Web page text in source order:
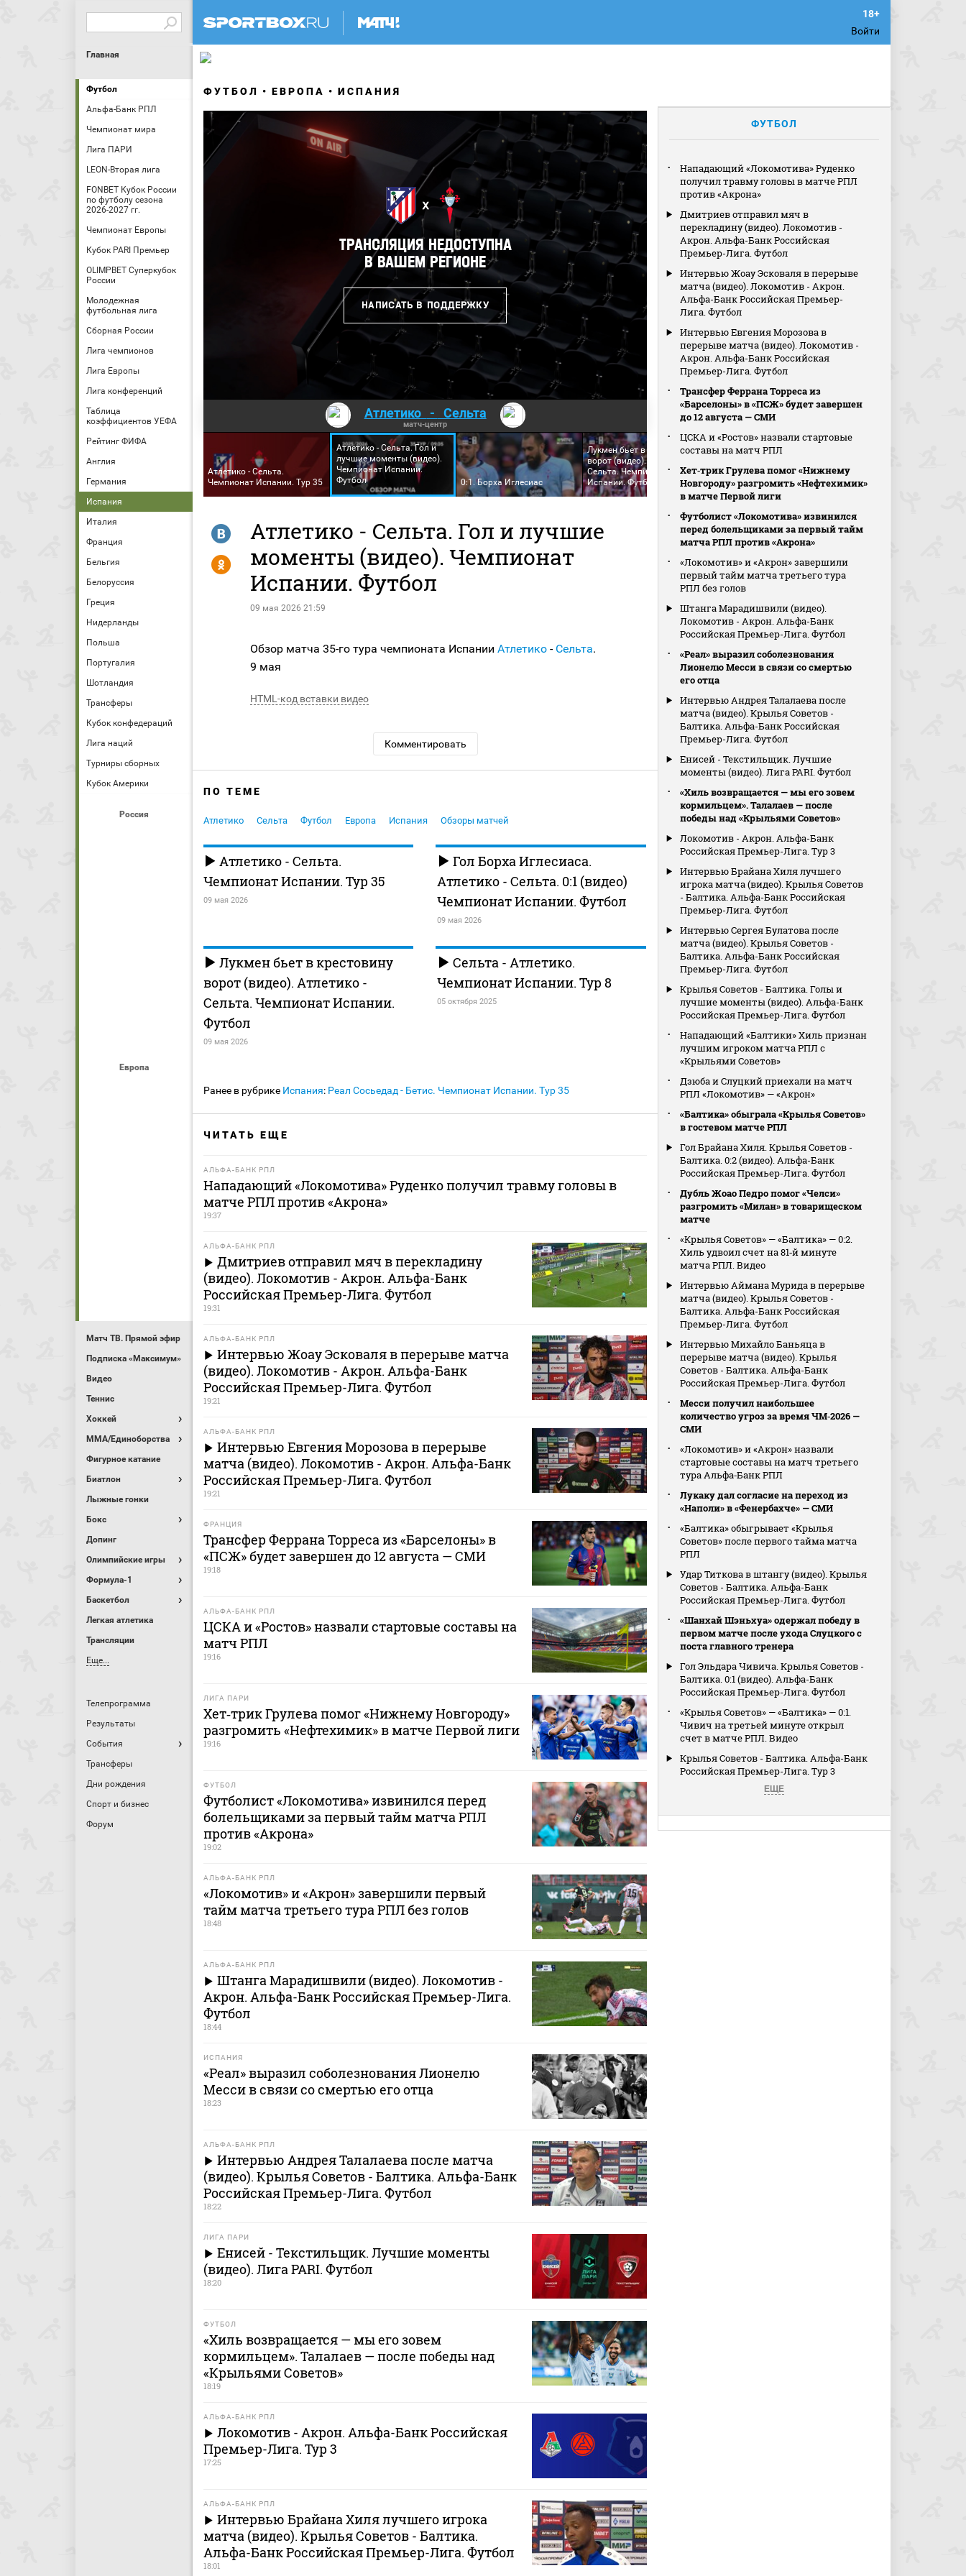
Войти
Главная
Футбол
Альфа-Банк РПЛ
Чемпионат мира
Лига ПАРИ
LEON-Вторая лига
FONBET Кубок России
по футболу сезона
2026-2027 гг.
Чемпионат Европы
Кубок PARI Премьер
OLIMPBET Суперкубок
России
Молодежная
футбольная лига
Сборная России
Лига чемпионов
Лига Европы
Лига конференций
Таблица
коэффициентов УЕФА
Рейтинг ФИФА
Англия
Германия
Испания
Италия
Франция
Бельгия
Белоруссия
Греция
Нидерланды
Польша
Португалия
Шотландия
Трансферы
Кубок конфедераций
Лига наций
Турниры сборных
Кубок Америки
Россия
Европа
Матч ТВ. Прямой эфир
Подписка «Максимум»
Видео
Теннис
Хоккей
MMA/Единоборства
Фигурное катание
Биатлон
Лыжные гонки
Бокс
Допинг
Олимпийские игры
Формула-1
Баскетбол
Легкая атлетика
Трансляции
Еще...
Телепрограмма
Результаты
События
Трансферы
Дни рождения
Спорт и бизнес
Форум
ФУТБОЛ ЕВРОПА ИСПАНИЯ
Атлетико - Сельта
матч-центр
Атлетико - Сельта.
Чемпионат Испании. Тур 35
Атлетико - Сельта. Гол и
лучшие моменты (видео).
Чемпионат Испании.
Футбол
0:1. Борха Иглесиас
Лукмен бьет в крестовину
ворот (видео). Атлетико -
Сельта. Чемпионат
Испании. Футбол
Атлетико - Сельта. Гол и лучшие
моменты (видео). Чемпионат
Испании. Футбол
09 мая 2026 21:59
R
Y
Обзор матча 35-го тура чемпионата Испании Атлетико - Сельта.
9 мая
HTML-код вставки видео
Комментировать
ПО ТЕМЕ
Атлетико Сельта Футбол Европа Испания Обзоры матчей
Атлетико - Сельта.
Чемпионат Испании. Тур 35
09 мая 2026
Гол Борха Иглесиаса.
Атлетико - Сельта. 0:1 (видео)
Чемпионат Испании. Футбол
09 мая 2026
Лукмен бьет в крестовину
ворот (видео). Атлетико -
Сельта. Чемпионат Испании.
Футбол
09 мая 2026
Сельта - Атлетико.
Чемпионат Испании. Тур 8
05 октября 2025
Ранее в рубрике Испания: Реал Сосьедад - Бетис. Чемпионат Испании. Тур 35
ЧИТАТЬ ЕЩЕ
АЛЬФА-БАНК РПЛ
Нападающий «Локомотива» Руденко получил травму головы в
матче РПЛ против «Акрона»
19:37
АЛЬФА-БАНК РПЛ
Дмитриев отправил мяч в перекладину
(видео). Локомотив - Акрон. Альфа-Банк
Российская Премьер-Лига. Футбол
19:31
АЛЬФА-БАНК РПЛ
Интервью Жоау Эсковаля в перерыве матча
(видео). Локомотив - Акрон. Альфа-Банк
Российская Премьер-Лига. Футбол
19:21
АЛЬФА-БАНК РПЛ
Интервью Евгения Морозова в перерыве
матча (видео). Локомотив - Акрон. Альфа-Банк
Российская Премьер-Лига. Футбол
19:21
ФРАНЦИЯ
Трансфер Феррана Торреса из «Барселоны» в
«ПСЖ» будет завершен до 12 августа — СМИ
19:18
АЛЬФА-БАНК РПЛ
ЦСКА и «Ростов» назвали стартовые составы на
матч РПЛ
19:16
ЛИГА ПАРИ
Хет‑трик Грулева помог «Нижнему Новгороду»
разгромить «Нефтехимик» в матче Первой лиги
19:16
ФУТБОЛ
Футболист «Локомотива» извинился перед
болельщиками за первый тайм матча РПЛ
против «Акрона»
19:02
АЛЬФА-БАНК РПЛ
«Локомотив» и «Акрон» завершили первый
тайм матча третьего тура РПЛ без голов
18:48
АЛЬФА-БАНК РПЛ
Штанга Марадишвили (видео). Локомотив -
Акрон. Альфа-Банк Российская Премьер-Лига.
Футбол
18:44
ИСПАНИЯ
«Реал» выразил соболезнования Лионелю
Месси в связи со смертью его отца
18:23
АЛЬФА-БАНК РПЛ
Интервью Андрея Талалаева после матча
(видео). Крылья Советов - Балтика. Альфа-Банк
Российская Премьер-Лига. Футбол
18:22
ЛИГА ПАРИ
Енисей - Текстильщик. Лучшие моменты
(видео). Лига PARI. Футбол
18:20
ФУТБОЛ
«Хиль возвращается — мы его зовем
кормильцем». Талалаев — после победы над
«Крыльями Советов»
18:19
АЛЬФА-БАНК РПЛ
Локомотив - Акрон. Альфа-Банк Российская
Премьер-Лига. Тур 3
17:25
АЛЬФА-БАНК РПЛ
Интервью Брайана Хиля лучшего игрока
матча (видео). Крылья Советов - Балтика.
Альфа-Банк Российская Премьер-Лига. Футбол
18:01
ФУТБОЛ
Нападающий «Локомотива» Руденко
получил травму головы в матче РПЛ
против «Акрона»
Дмитриев отправил мяч в
перекладину (видео). Локомотив -
Акрон. Альфа-Банк Российская
Премьер-Лига. Футбол
Интервью Жоау Эсковаля в перерыве
матча (видео). Локомотив - Акрон.
Альфа-Банк Российская Премьер-
Лига. Футбол
Интервью Евгения Морозова в
перерыве матча (видео). Локомотив -
Акрон. Альфа-Банк Российская
Премьер-Лига. Футбол
Трансфер Феррана Торреса из
«Барселоны» в «ПСЖ» будет завершен
до 12 августа — СМИ
ЦСКА и «Ростов» назвали стартовые
составы на матч РПЛ
Хет‑трик Грулева помог «Нижнему
Новгороду» разгромить «Нефтехимик»
в матче Первой лиги
Футболист «Локомотива» извинился
перед болельщиками за первый тайм
матча РПЛ против «Акрона»
«Локомотив» и «Акрон» завершили
первый тайм матча третьего тура
РПЛ без голов
Штанга Марадишвили (видео).
Локомотив - Акрон. Альфа-Банк
Российская Премьер-Лига. Футбол
«Реал» выразил соболезнования
Лионелю Месси в связи со смертью
его отца
Интервью Андрея Талалаева после
матча (видео). Крылья Советов -
Балтика. Альфа-Банк Российская
Премьер-Лига. Футбол
Енисей - Текстильщик. Лучшие
моменты (видео). Лига PARI. Футбол
«Хиль возвращается — мы его зовем
кормильцем». Талалаев — после
победы над «Крыльями Советов»
Локомотив - Акрон. Альфа-Банк
Российская Премьер-Лига. Тур 3
Интервью Брайана Хиля лучшего
игрока матча (видео). Крылья Советов
- Балтика. Альфа-Банк Российская
Премьер-Лига. Футбол
Интервью Сергея Булатова после
матча (видео). Крылья Советов -
Балтика. Альфа-Банк Российская
Премьер-Лига. Футбол
Крылья Советов - Балтика. Голы и
лучшие моменты (видео). Альфа-Банк
Российская Премьер-Лига. Футбол
Нападающий «Балтики» Хиль признан
лучшим игроком матча РПЛ с
«Крыльями Советов»
Дзюба и Слуцкий приехали на матч
РПЛ «Локомотив» — «Акрон»
«Балтика» обыграла «Крылья Советов»
в гостевом матче РПЛ
Гол Брайана Хиля. Крылья Советов -
Балтика. 0:2 (видео). Альфа-Банк
Российская Премьер-Лига. Футбол
Дубль Жоао Педро помог «Челси»
разгромить «Милан» в товарищеском
матче
«Крылья Советов» — «Балтика» — 0:2.
Хиль удвоил счет на 81‑й минуте
матча РПЛ. Видео
Интервью Аймана Мурида в перерыве
матча (видео). Крылья Советов -
Балтика. Альфа-Банк Российская
Премьер-Лига. Футбол
Интервью Михайло Баньяца в
перерыве матча (видео). Крылья
Советов - Балтика. Альфа-Банк
Российская Премьер-Лига. Футбол
Месси получил наибольшее
количество угроз за время ЧМ‑2026 —
СМИ
«Локомотив» и «Акрон» назвали
стартовые составы на матч третьего
тура Альфа‑Банк РПЛ
Лукаку дал согласие на переход из
«Наполи» в «Фенербахче» — СМИ
«Балтика» обыгрывает «Крылья
Советов» после первого тайма матча
РПЛ
Удар Титкова в штангу (видео). Крылья
Советов - Балтика. Альфа-Банк
Российская Премьер-Лига. Футбол
«Шанхай Шэньхуа» одержал победу в
первом матче после ухода Слуцкого с
поста главного тренера
Гол Эльдара Чивича. Крылья Советов -
Балтика. 0:1 (видео). Альфа-Банк
Российская Премьер-Лига. Футбол
«Крылья Советов» — «Балтика» — 0:1.
Чивич на третьей минуте открыл
счет в матче РПЛ. Видео
Крылья Советов - Балтика. Альфа-Банк
Российская Премьер-Лига. Тур 3
ЕЩЕ